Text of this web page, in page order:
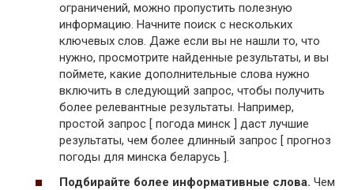
ограничений, можно пропустить полезную
информацию. Начните поиск с нескольких
ключевых слов. Даже если вы не нашли то, что
нужно, просмотрите найденные результаты, и вы
поймете, какие дополнительные слова нужно
включить в следующий запрос, чтобы получить
более релевантные результаты. Например,
простой запрос [ погода минск ] даст лучшие
результаты, чем более длинный запрос [ прогноз
погоды для минска беларусь ].
Подбирайте более информативные слова. Чем